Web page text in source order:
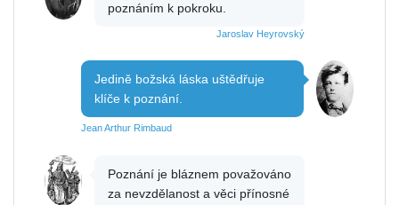
poznáním k pokroku.
Jaroslav Heyrovský
Jedině božská láska uštědřuje
klíče k poznání.
Jean Arthur Rimbaud
Poznání je bláznem považováno
za nevzdělanost a věci přínosné